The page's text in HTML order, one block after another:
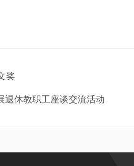
奖
退休教职工座谈交流活动